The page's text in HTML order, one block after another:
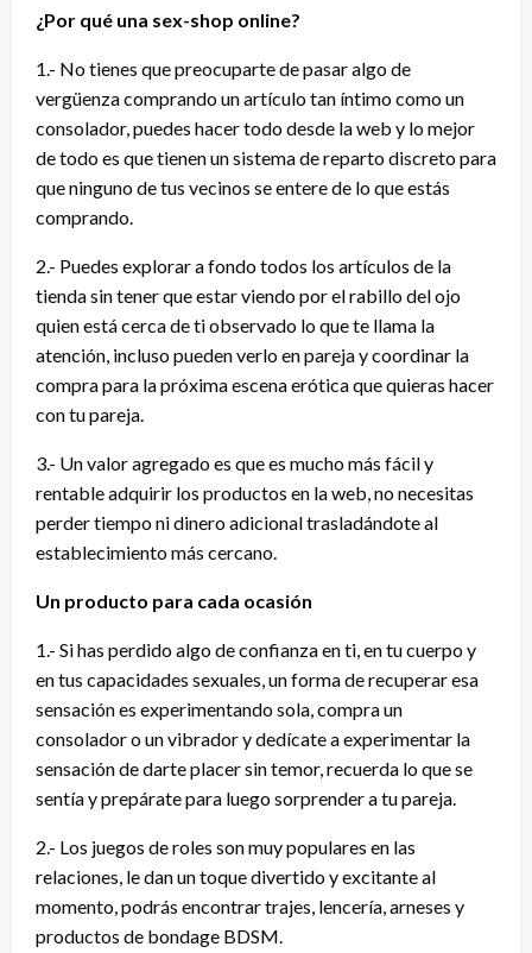
¿Por qué una sex-shop online?
1.- No tienes que preocuparte de pasar algo de
vergüenza comprando un artículo tan íntimo como un
consolador, puedes hacer todo desde la web y lo mejor
de todo es que tienen un sistema de reparto discreto para
que ninguno de tus vecinos se entere de lo que estás
comprando.
2.- Puedes explorar a fondo todos los artículos de la
tienda sin tener que estar viendo por el rabillo del ojo
quien está cerca de ti observado lo que te llama la
atención, incluso pueden verlo en pareja y coordinar la
compra para la próxima escena erótica que quieras hacer
con tu pareja.
3.- Un valor agregado es que es mucho más fácil y
rentable adquirir los productos en la web, no necesitas
perder tiempo ni dinero adicional trasladándote al
establecimiento más cercano.
Un producto para cada ocasión
1.- Si has perdido algo de confianza en ti, en tu cuerpo y
en tus capacidades sexuales, un forma de recuperar esa
sensación es experimentando sola, compra un
consolador o un vibrador y dedícate a experimentar la
sensación de darte placer sin temor, recuerda lo que se
sentía y prepárate para luego sorprender a tu pareja.
2.- Los juegos de roles son muy populares en las
relaciones, le dan un toque divertido y excitante al
momento, podrás encontrar trajes, lencería, arneses y
productos de bondage BDSM.